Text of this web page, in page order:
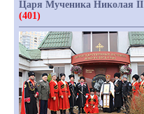
Царя Мученика Николая II
(401)